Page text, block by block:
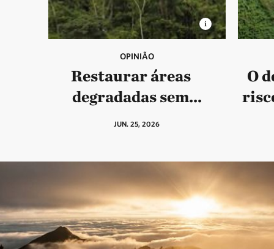
OPINIÃO
Restaurar áreas
degradadas sem
plantar mudas? Como
aliada para recuperar
florestas no Brasil
JUN. 25, 2026
O